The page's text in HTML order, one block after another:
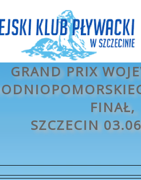
GRAND PRIX
FINAŁ‚
SZCZECIN